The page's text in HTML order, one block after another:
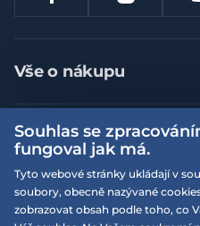
Vše o nákupu
Jak nakupovat
Nejčastější dotazy
Doprava a platba
Vrácení a výměna zboží
Více informací
Obchodní podmínky
Podmínky EQS
Naše prodejny
Souhlas se
fungoval jak má.
Tyto webové stránky ukládají v
soubory, obecně nazývané
zobrazovat obsah podle toho, co